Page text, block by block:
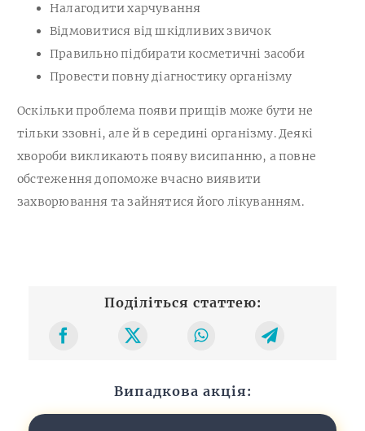
Налагодити харчування
Відмовитися від шкідливих звичок
Правильно підбирати косметичні засоби
Провести повну діагностику організму
Оскільки проблема появи прищів може бути не
тільки ззовні, але й в середині організму. Деякі
хвороби викликають появу висипанню, а повне
обстеження допоможе вчасно виявити
захворювання та зайнятися його лікуванням.
Поділіться статтею:
Випадкова акція: